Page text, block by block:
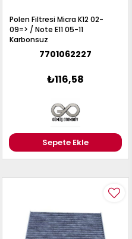
Polen Filtresi Micra K12 02-
09=> / Note E11 05-11
Karbonsuz
7701062227
₺116,58
Sepete Ekle